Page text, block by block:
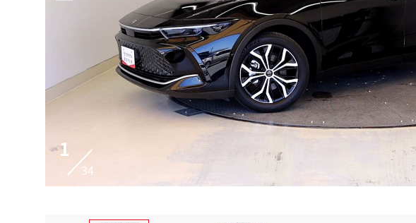
1
34